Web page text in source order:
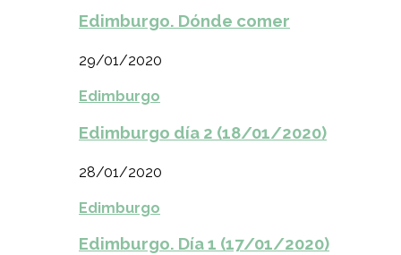
Edimburgo. Dónde comer
29/01/2020
Edimburgo
Edimburgo día 2 (18/01/2020)
28/01/2020
Edimburgo
Edimburgo. Día 1 (17/01/2020)